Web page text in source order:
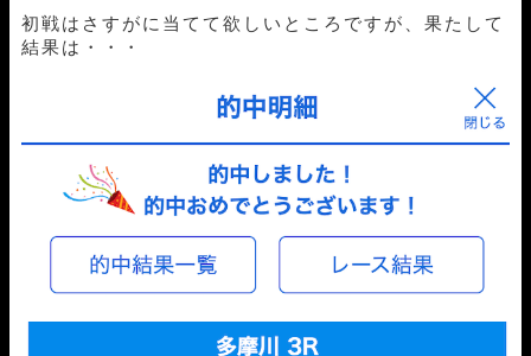
初戦はさすがに当てて欲しいところですが、果たして
結果は・・・